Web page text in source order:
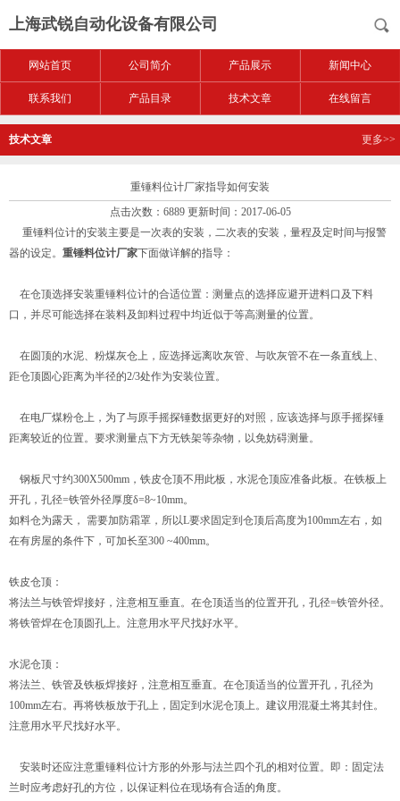
上海武锐自动化设备有限公司
网站首页 公司简介 产品展示 新闻中心
联系我们 产品目录 技术文章 在线留言
技术文章 更多>>
重锤料位计厂家指导如何安装
点击次数：6889 更新时间：2017-06-05
重锤料位计的安装主要是一次表的安装，二次表的安装，量程及定时间与报警
器的设定。 重锤料位计厂家下面做详解的指导：
在仓顶选择安装重锤料位计的合适位置：测量点的选择应避开进料口及下料
口，并尽可能选择在装料及卸料过程中均近似于等高测量的位置。
在圆顶的水泥、粉煤灰仓上，应选择远离吹灰管、与吹灰管不在一条直线上、
距仓顶圆心距离为半径的2/3处作为安装位置。
在电厂煤粉仓上，为了与原手摇探锤数据更好的对照，应该选择与原手摇探锤
距离较近的位置。要求测量点下方无铁架等杂物，以免妨碍测量。
钢板尺寸约300X500mm，铁皮仓顶不用此板，水泥仓顶应准备此板。在铁板上
开孔，孔径=铁管外径厚度δ=8~10mm。
如料仓为露天， 需要加防霜罩，所以L要求固定到仓顶后高度为100mm左右，如
在有房屋的条件下，可加长至300 ~400mm。
铁皮仓顶：
将法兰与铁管焊接好，注意相互垂直。在仓顶适当的位置开孔，孔径=铁管外径。
将铁管焊在仓顶圆孔上。注意用水平尺找好水平。
水泥仓顶：
将法兰、铁管及铁板焊接好，注意相互垂直。在仓顶适当的位置开孔，孔径为
100mm左右。再将铁板放于孔上，固定到水泥仓顶上。建议用混凝土将其封住。
注意用水平尺找好水平。
安装时还应注意重锤料位计方形的外形与法兰四个孔的相对位置。即：固定法
兰时应考虑好孔的方位，以保证料位在现场有合适的角度。